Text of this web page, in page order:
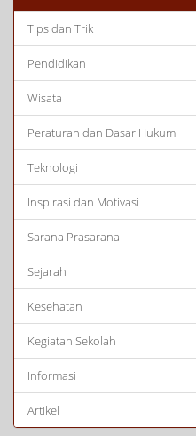
Tips dan Trik
Pendidikan
Wisata
Peraturan dan Dasar Hukum
Teknologi
Inspirasi dan Motivasi
Sarana Prasarana
Sejarah
Kesehatan
Kegiatan Sekolah
Informasi
Artikel